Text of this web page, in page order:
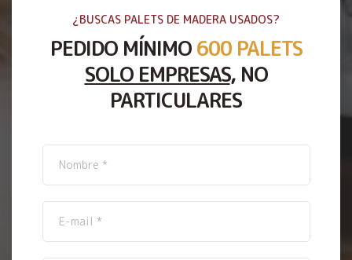
¿BUSCAS PALETS DE MADERA USADOS?
PEDIDO MÍNIMO 600 PALETS
SOLO EMPRESAS, NO
PARTICULARES